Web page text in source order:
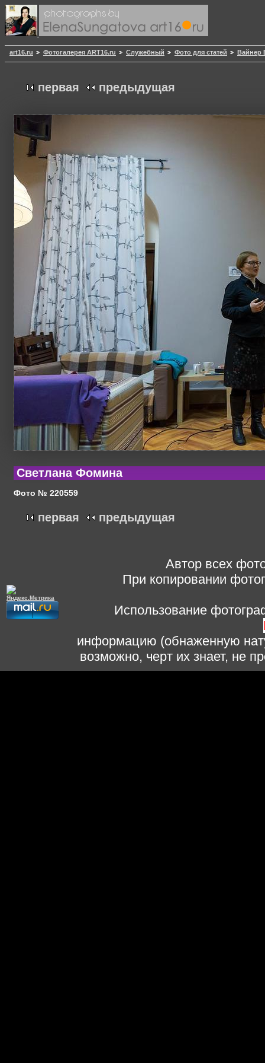
art16.ru Фотогалерея ART16.ru Служебный Фото для статей Вайнер
первая предыдущая
Светлана Фомина
Фото № 220559
первая предыдущая
Автор всех
При копировании
Использование
информацию (обнаженную
возможно, черт их знает, не